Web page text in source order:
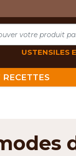
USTENSILES
RECETTES